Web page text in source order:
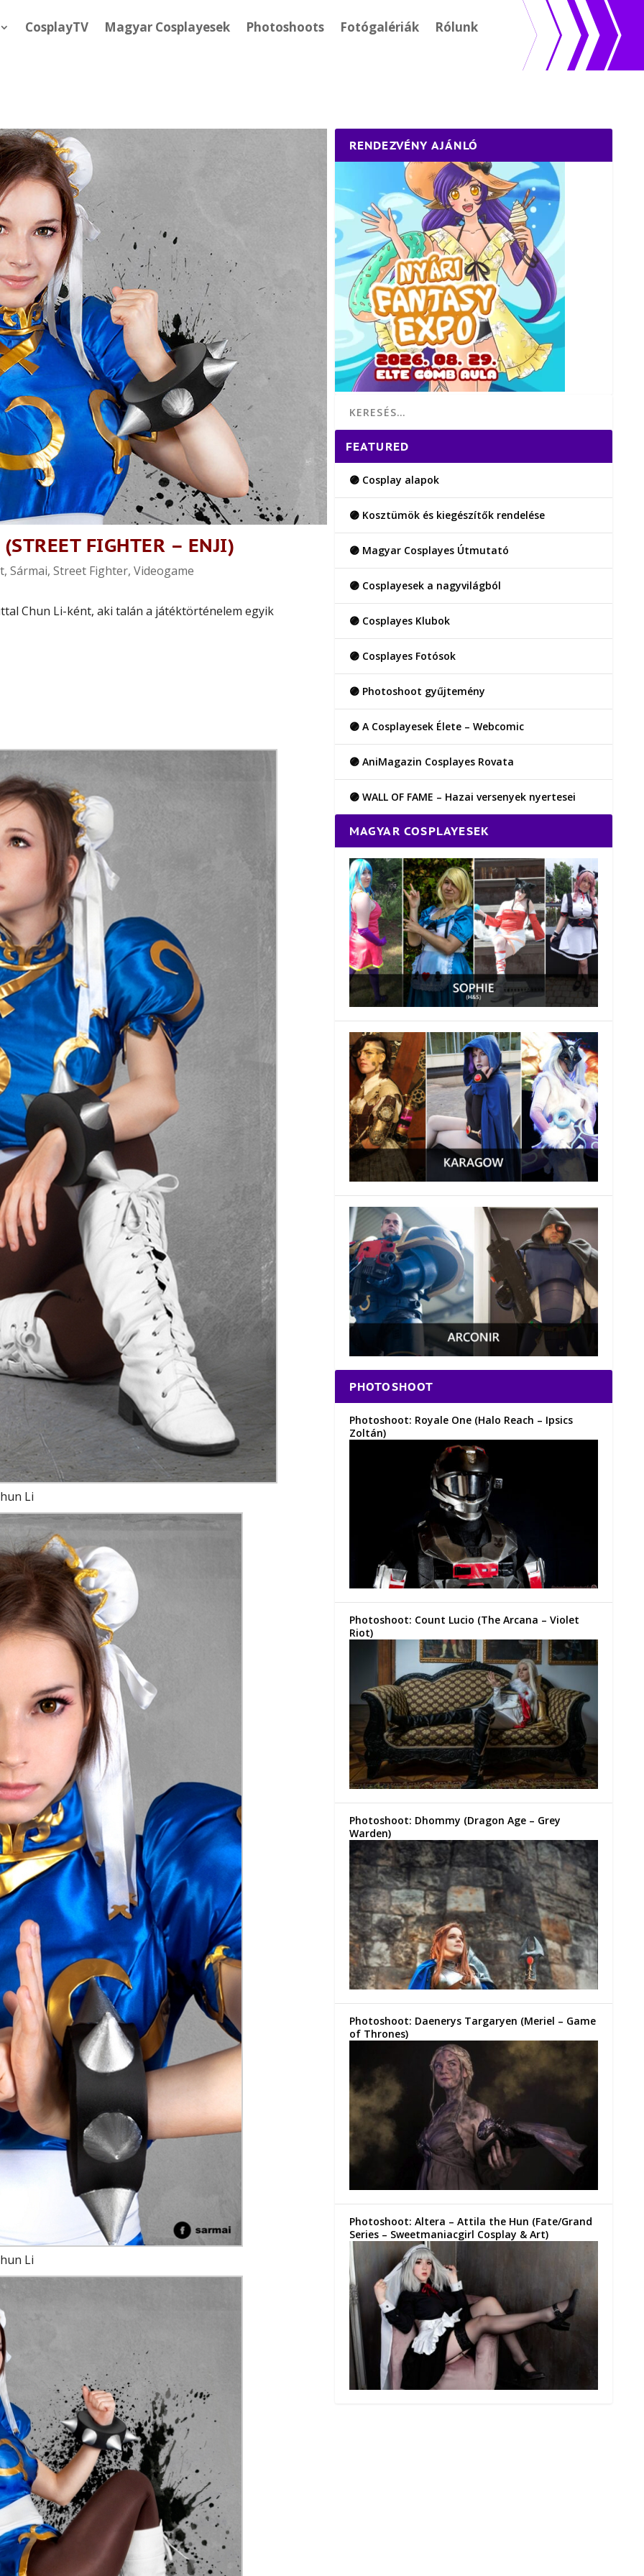
CosplayTV Magyar Cosplayesek Photoshoots Fotógalériák Rólunk
FIGHTER – ENJI)
, Sármai, Street Fighter, Videogame
Chun Li-ként, aki talán a játéktörténelem egyik
Li
Li
RENDEZVÉNY AJÁNLÓ
FEATURED
🟣 Cosplay alapok
🟣 Kosztümök és kiegészítők rendelése
🟣 Magyar Cosplayes Útmutató
🟣 Cosplayesek a nagyvilágból
🟣 Cosplayes Klubok
🟣 Cosplayes Fotósok
🟣 Photoshoot gyűjtemény
🟣 A Cosplayesek Élete – Webcomic
🟣 AniMagazin Cosplayes Rovata
🟣 WALL OF FAME – Hazai versenyek nyertesei
MAGYAR COSPLAYESEK
PHOTOSHOOT
Photoshoot: Royale One (Halo Reach – Ipsics
Zoltán)
Photoshoot: Count Lucio (The Arcana – Violet
Riot)
Photoshoot: Dhommy (Dragon Age – Grey
Warden)
Photoshoot: Daenerys Targaryen (Meriel – Game
of Thrones)
Photoshoot: Altera – Attila the Hun (Fate/Grand
Series – Sweetmaniacgirl Cosplay & Art)